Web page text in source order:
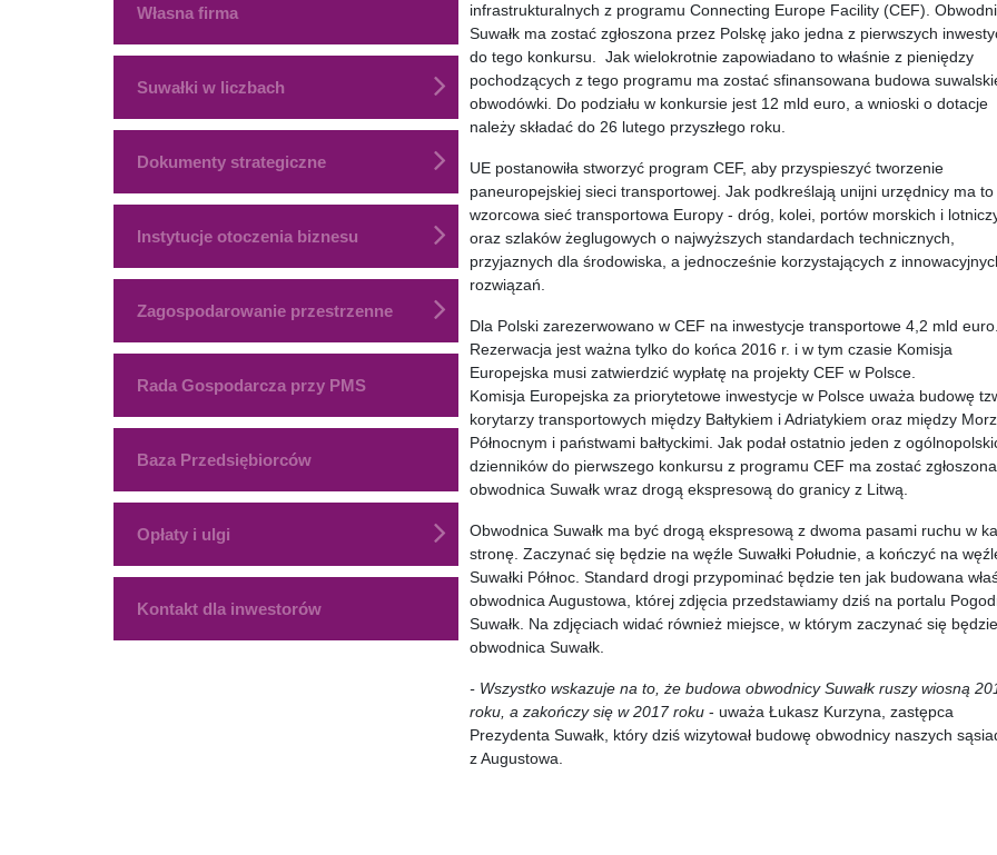
Własna firma
Suwałki w liczbach
Dokumenty strategiczne
Instytucje otoczenia biznesu
Zagospodarowanie przestrzenne
Rada Gospodarcza przy PMS
Baza Przedsiębiorców
Opłaty i ulgi
Kontakt dla inwestorów
infrastrukturalnych z programu Connecting Europe Facility (CEF).
Suwałk ma zostać zgłoszona przez Polskę jako jedna z pierwszych
do tego konkursu. Jak wielokrotnie zapowiadano to właśnie z pieniędzy
pochodzących z tego programu ma zostać sfinansowana budowa
obwodówki. Do podziału w konkursie jest 12 mld euro, a wnioski o dotacje
należy składać do 26 lutego przyszłego roku.
UE postanowiła stworzyć program CEF, aby przyspieszyć tworzenie
paneuropejskiej sieci transportowej. Jak podkreślają unijni urzędnicy ma to
wzorcowa sieć transportowa Europy - dróg, kolei, portów morskich i
oraz szlaków żeglugowych o najwyższych standardach technicznych,
przyjaznych dla środowiska, a jednocześnie korzystających z
rozwiązań.
Dla Polski zarezerwowano w CEF na inwestycje transportowe 4,2 mld euro.
Rezerwacja jest ważna tylko do końca 2016 r. i w tym czasie Komisja
Europejska musi zatwierdzić wypłatę na projekty CEF w Polsce.
Komisja Europejska za priorytetowe inwestycje w Polsce uważa budowę
korytarzy transportowych między Bałtykiem i Adriatykiem oraz między
Północnym i państwami bałtyckimi. Jak podał ostatnio jeden z
dzienników do pierwszego konkursu z programu CEF ma zostać zgłoszona
obwodnica Suwałk wraz drogą ekspresową do granicy z Litwą.
Obwodnica Suwałk ma być drogą ekspresową z dwoma pasami ruchu w
stronę. Zaczynać się będzie na węźle Suwałki Południe, a kończyć na
Suwałki Północ. Standard drogi przypominać będzie ten jak budowana
obwodnica Augustowa, której zdjęcia przedstawiamy dziś na portalu
Suwałk. Na zdjęciach widać również miejsce, w którym zaczynać się będzie
obwodnica Suwałk.
- Wszystko wskazuje na to, że budowa obwodnicy Suwałk ruszy wiosną
roku, a zakończy się w 2017 roku - uważa Łukasz Kurzyna, zastępca
Prezydenta Suwałk, który dziś wizytował budowę obwodnicy naszych
z Augustowa.